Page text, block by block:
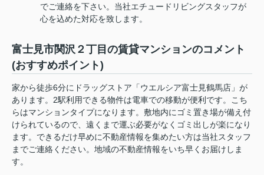
でご連絡を下さい。当社エチュードリビングスタッフが
心を込めた対応を致します。
富士見市関沢２丁目の賃貸マンションのコメント
(おすすめポイント)
家から徒歩6分にドラッグストア「ウエルシア富士見鶴馬店」が
あります。2駅利用できる物件は電車での移動が便利です。こち
らはマンションタイプになります。敷地内にゴミ置き場が備え付
けられているので、遠くまで運ぶ必要がなくゴミ出しが楽になり
ます。できるだけ早めに不動産情報を集めたい方は当社スタッフ
までご連絡ください。地域の不動産情報をいち早くお届けしま
す。